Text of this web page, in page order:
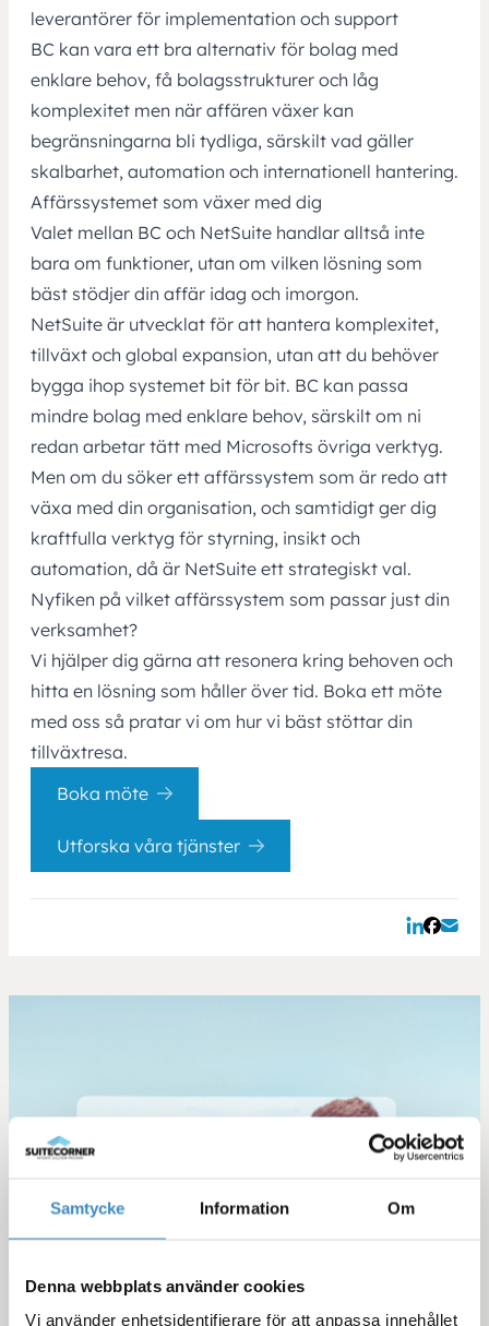
Samtycke Information Om
Denna webbplats använder cookies
Vi använder enhetsidentifierare för att anpassa innehållet
leverantörer för implementation och support
BC kan vara ett bra alternativ för bolag med
enklare behov, få bolagsstrukturer och låg
komplexitet men när affären växer kan
begränsningarna bli tydliga, särskilt vad gäller
skalbarhet, automation och internationell hantering.
Affärssystemet som växer med dig
Valet mellan BC och NetSuite handlar alltså inte
bara om funktioner, utan om vilken lösning som
bäst stödjer din affär idag och imorgon.
NetSuite är utvecklat för att hantera komplexitet,
tillväxt och global expansion, utan att du behöver
bygga ihop systemet bit för bit. BC kan passa
mindre bolag med enklare behov, särskilt om ni
redan arbetar tätt med Microsofts övriga verktyg.
Men om du söker ett affärssystem som är redo att
växa med din organisation, och samtidigt ger dig
kraftfulla verktyg för styrning, insikt och
automation, då är NetSuite ett strategiskt val.
Nyfiken på vilket affärssystem som passar just din
verksamhet?
Vi hjälper dig gärna att resonera kring behoven och
hitta en lösning som håller över tid. Boka ett möte
med oss så pratar vi om hur vi bäst stöttar din
tillväxtresa.
Boka möte
Utforska våra tjänster